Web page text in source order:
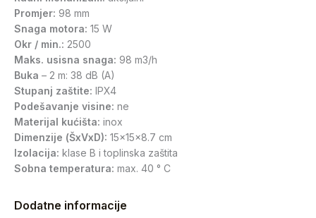
Promjer: 98 mm
Snaga motora: 15 W
Okr / min.: 2500
Maks. usisna snaga: 98 m3/h
Buka – 2 m: 38 dB (A)
Stupanj zaštite: IPX4
Podešavanje visine: ne
Materijal kućišta: inox
Dimenzije (ŠxVxD): 15x15x8.7 cm
Izolacija: klase B i toplinska zaštita
Sobna temperatura: max. 40 ° C
Dodatne informacije